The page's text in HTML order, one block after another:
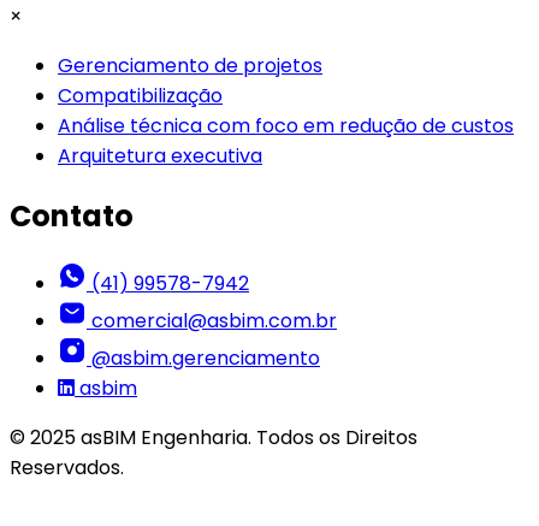
×
Gerenciamento de projetos
Compatibilização
Análise técnica com foco em redução de custos
Arquitetura executiva
Contato
(41) 99578-7942
comercial@asbim.com.br
@asbim.gerenciamento
asbim
© 2025 asBIM Engenharia. Todos os Direitos
Reservados.